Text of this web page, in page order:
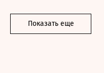
Показать еще